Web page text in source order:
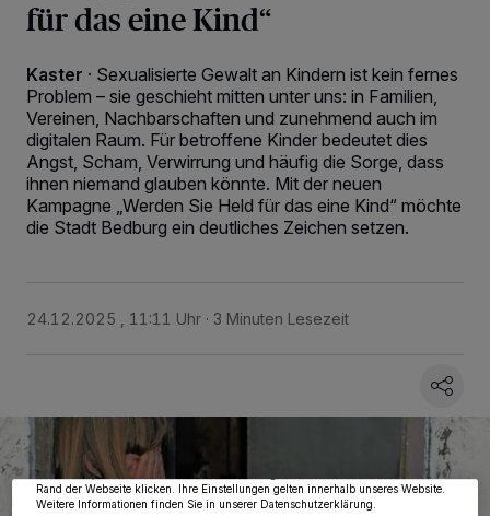
für das eine Kind“
Kaster · Sexualisierte Gewalt an Kindern ist kein fernes
Problem – sie geschieht mitten unter uns: in Familien,
Vereinen, Nachbarschaften und zunehmend auch im
digitalen Raum. Für betroffene Kinder bedeutet dies
Angst, Scham, Verwirrung und häufig die Sorge, dass
ihnen niemand glauben könnte. Mit der neuen
Kampagne „Werden Sie Held für das eine Kind“ möchte
die Stadt Bedburg ein deutliches Zeichen setzen.
24.12.2025 , 11:11 Uhr 3 Minuten Lesezeit
wie Browserdaten oder eindeutige Kennungen auf Ihrem Gerät zu. Durch Auswahl
Zwecke. Wenn Tracker deaktiviert sind, sind manche Inhalte und Anzeigen
möglicherweise nicht mehr so relevant für Sie. Sie können dieses Menü jederzeit
wieder aufrufen, um Ihre Einstellungen zu ändern oder Ihre Einwilligung zu
widerrufen, indem Sie auf den Link Einstellungen oder Ablehnen am unteren
Rand der Webseite klicken. Ihre Einstellungen gelten innerhalb unseres Website.
Weitere Informationen finden Sie in unserer Datenschutzerklärung.